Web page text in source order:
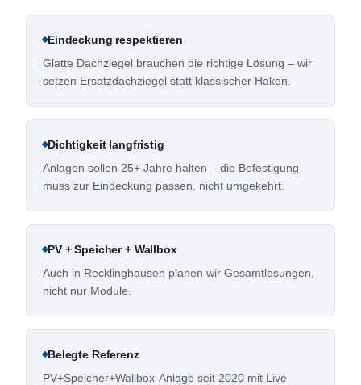
Eindeckung respektieren
Glatte Dachziegel brauchen die richtige Lösung – wir
setzen Ersatzdachziegel statt klassischer Haken.
Dichtigkeit langfristig
Anlagen sollen 25+ Jahre halten – die Befestigung
muss zur Eindeckung passen, nicht umgekehrt.
PV + Speicher + Wallbox
Auch in Recklinghausen planen wir Gesamtlösungen,
nicht nur Module.
Belegte Referenz
PV+Speicher+Wallbox-Anlage seit 2020 mit Live-